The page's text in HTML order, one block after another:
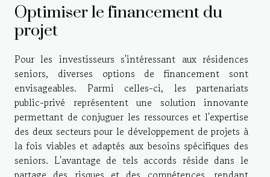
Optimiser le financement du
projet
Pour les investisseurs s'intéressant aux résidences
seniors, diverses options de financement sont
envisageables. Parmi celles-ci, les partenariats
public-privé représentent une solution innovante
permettant de conjuguer les ressources et l'expertise
des deux secteurs pour le développement de projets à
la fois viables et adaptés aux besoins spécifiques des
seniors. L'avantage de tels accords réside dans le